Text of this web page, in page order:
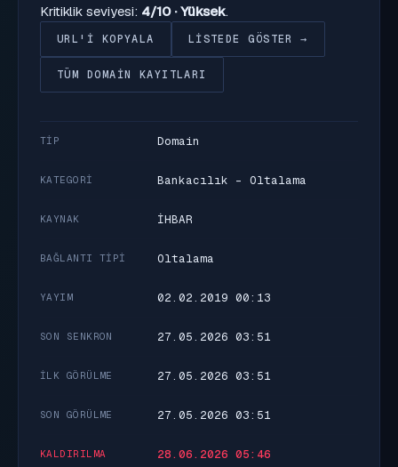
Kritiklik seviyesi: 4/10 · Yüksek.
URL'I KOPYALA LISTEDE GÖSTER →
TÜM DOMAIN KAYITLARI
TIP Domain
KATEGORI Bankacılık - Oltalama
KAYNAK İHBAR
BAĞLANTI TIPI Oltalama
YAYIM 02.02.2019 00:13
SON SENKRON 27.05.2026 03:51
İLK GÖRÜLME 27.05.2026 03:51
SON GÖRÜLME 27.05.2026 03:51
KALDIRILMA 28.06.2026 05:46